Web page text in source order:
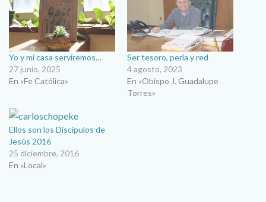
Yo y mi casa serviremos…
27 junio, 2025
En «Fe Católica»
Ser tesoro, perla y red
4 agosto, 2023
En «Obispo J. Guadalupe
Torres»
Ellos son los Discípulos de
Jesús 2016
25 diciembre, 2016
En «Local»